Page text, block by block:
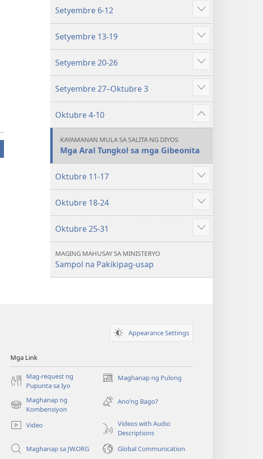
MINISTERYO
Oktubre
2021
Setyembre 6-12
Ipakita
ang
iba
pa
Setyembre 13-19
Ipakita
ang
iba
pa
Setyembre 20-26
Ipakita
ang
iba
pa
Setyembre 27–Oktubre 3
Ipakita
ang
iba
pa
Oktubre 4-10
Ipakita
ang
KAYAMANAN MULA SA SALITA NG DIYOS
Mga Aral Tungkol sa mga Gibeonita
Oktubre 11-17
Ipakita
ang
iba
pa
Oktubre 18-24
Ipakita
ang
iba
pa
Oktubre 25-31
Ipakita
ang
MAGING MAHUSAY SA MINISTERYO
Sampol na Pakikipag-usap
Appearance Settings
Mga Link
Mag-request ng
Pupunta sa Iyo
Maghanap ng Pulong
(may
na
window)
Maghanap ng
Kombensiyon
(may
na
window)
Ano’ng Bago?
Video
Videos with Audio
Descriptions
Maghanap sa JW.ORG
Global Communication